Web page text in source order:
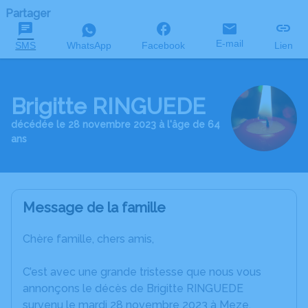
Partager
SMS WhatsApp Facebook E-mail Lien
Brigitte RINGUEDE
décédée le 28 novembre 2023 à l'âge de 64
ans
Message de la famille
Chère famille, chers amis,
C’est avec une grande tristesse que nous vous
annonçons le décès de Brigitte RINGUEDE
survenu le mardi 28 novembre 2023 à Meze.